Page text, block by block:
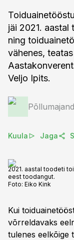
jäi 2021. aastal
ning
vähenes,
Veljo Ipits.
Kuula Jaga
2021. aastal toodeti
eest toodangut.
Foto: Eiko Kink
Kui
võrreldavaks
tulenes eelkõige